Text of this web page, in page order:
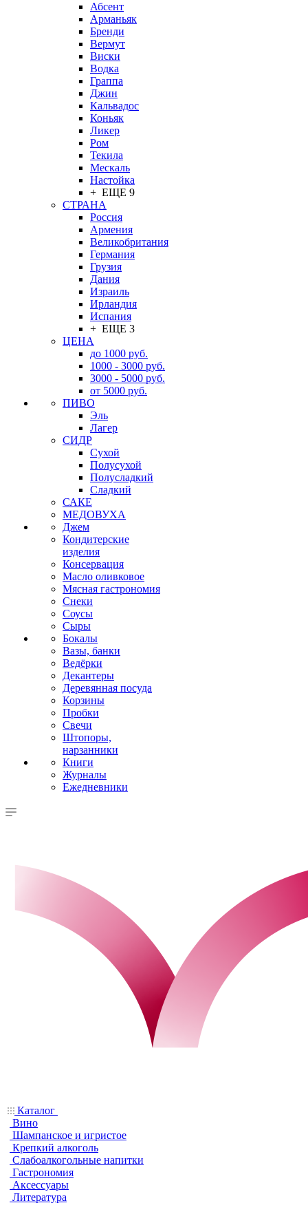
Абсент
Арманьяк
Бренди
Вермут
Виски
Водка
Граппа
Джин
Кальвадос
Коньяк
Ликер
Ром
Текила
Мескаль
Настойка
+ ЕЩЕ 9
СТРАНА
Россия
Армения
Великобритания
Германия
Грузия
Дания
Израиль
Ирландия
Испания
+ ЕЩЕ 3
ЦЕНА
до 1000 руб.
1000 - 3000 руб.
3000 - 5000 руб.
от 5000 руб.
ПИВО
Эль
Лагер
СИДР
Сухой
Полусухой
Полусладкий
Сладкий
САКЕ
МЕДОВУХА
Джем
Кондитерские
изделия
Консервация
Масло оливковое
Мясная гастрономия
Снеки
Соусы
Сыры
Бокалы
Вазы, банки
Ведёрки
Декантеры
Деревянная посуда
Корзины
Пробки
Свечи
Штопоры,
нарзанники
Книги
Журналы
Ежедневники
Каталог
Вино
Шампанское и игристое
Крепкий алкоголь
Слабоалкогольные напитки
Гастрономия
Аксессуары
Литература